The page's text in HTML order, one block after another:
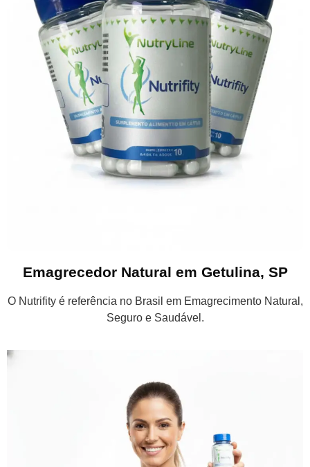
Emagrecedor Natural em Getulina, SP
O Nutrifity é referência no Brasil em Emagrecimento Natural,
Seguro e Saudável.